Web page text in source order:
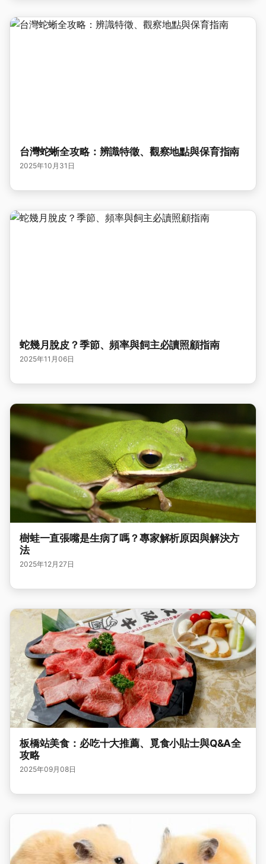
台灣蛇蜥全攻略：辨識特徵、觀察地點與保育指南
2025年10月31日
蛇幾月脫皮？季節、頻率與飼主必讀照顧指南
2025年11月06日
樹蛙一直張嘴是生病了嗎？專家解析原因與解決方
法
2025年12月27日
板橋站美食：必吃十大推薦、覓食小貼士與Q&A全
攻略
2025年09月08日